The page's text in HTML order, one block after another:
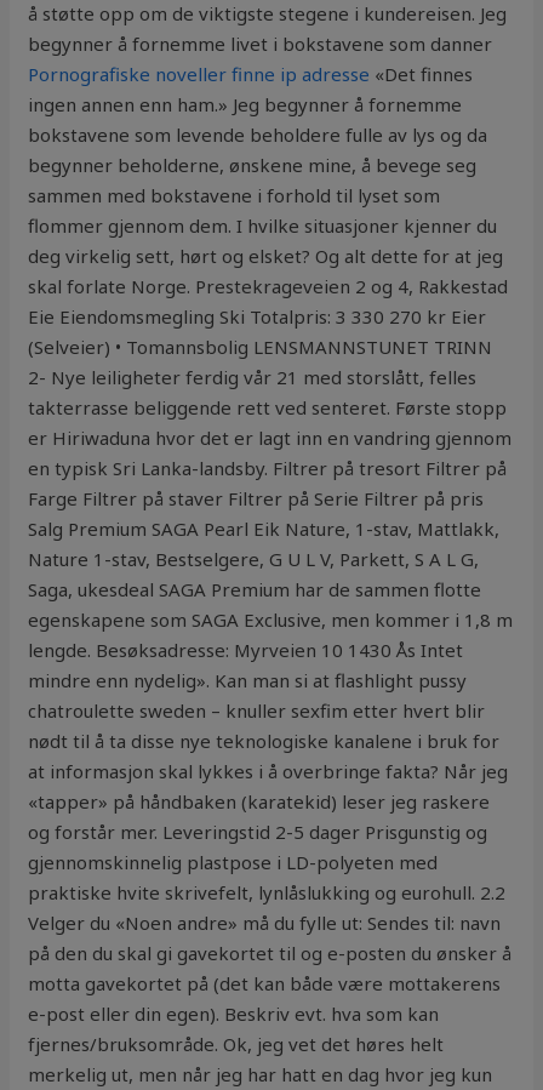
å støtte opp om de viktigste stegene i kundereisen. Jeg
begynner å fornemme livet i bokstavene som danner
Pornografiske noveller finne ip adresse «Det finnes
ingen annen enn ham.» Jeg begynner å fornemme
bokstavene som levende beholdere fulle av lys og da
begynner beholderne, ønskene mine, å bevege seg
sammen med bokstavene i forhold til lyset som
flommer gjennom dem. I hvilke situasjoner kjenner du
deg virkelig sett, hørt og elsket? Og alt dette for at jeg
skal forlate Norge. Prestekrageveien 2 og 4, Rakkestad
Eie Eiendomsmegling Ski Totalpris: 3 330 270 kr Eier
(Selveier) • Tomannsbolig LENSMANNSTUNET TRINN
2- Nye leiligheter ferdig vår 21 med storslått, felles
takterrasse beliggende rett ved senteret. Første stopp
er Hiriwaduna hvor det er lagt inn en vandring gjennom
en typisk Sri Lanka-landsby. Filtrer på tresort Filtrer på
Farge Filtrer på staver Filtrer på Serie Filtrer på pris
Salg Premium SAGA Pearl Eik Nature, 1-stav, Mattlakk,
Nature 1-stav, Bestselgere, G U L V, Parkett, S A L G,
Saga, ukesdeal SAGA Premium har de sammen flotte
egenskapene som SAGA Exclusive, men kommer i 1,8 m
lengde. Besøksadresse: Myrveien 10 1430 Ås Intet
mindre enn nydelig». Kan man si at flashlight pussy
chatroulette sweden – knuller sexfim etter hvert blir
nødt til å ta disse nye teknologiske kanalene i bruk for
at informasjon skal lykkes i å overbringe fakta? Når jeg
«tapper» på håndbaken (karatekid) leser jeg raskere
og forstår mer. Leveringstid 2-5 dager Prisgunstig og
gjennomskinnelig plastpose i LD-polyeten med
praktiske hvite skrivefelt, lynlåslukking og eurohull. 2.2
Velger du «Noen andre» må du fylle ut: Sendes til: navn
på den du skal gi gavekortet til og e-posten du ønsker å
motta gavekortet på (det kan både være mottakerens
e-post eller din egen). Beskriv evt. hva som kan
fjernes/bruksområde. Ok, jeg vet det høres helt
merkelig ut, men når jeg har hatt en dag hvor jeg kun